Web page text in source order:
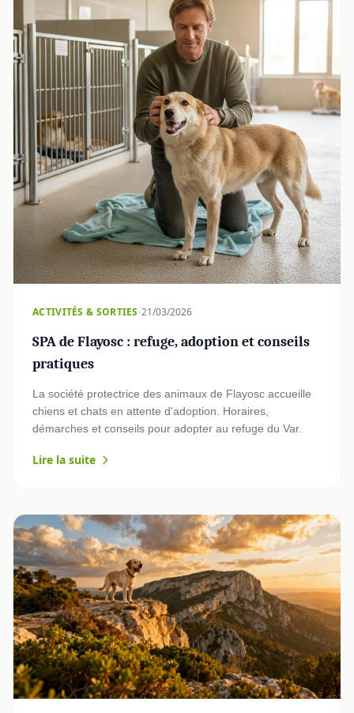
ACTIVITÉS & SORTIES·21/03/2026
SPA de Flayosc : refuge, adoption et conseils
pratiques
La société protectrice des animaux de Flayosc accueille
chiens et chats en attente d'adoption. Horaires,
démarches et conseils pour adopter au refuge du Var.
Lire la suite